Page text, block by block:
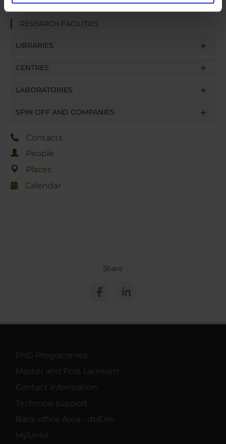
analizzare il nostro traffico. Condividiamo inoltre
nostri partner che si occupano di analisi dei dati web,
raccolto dal tuo utilizzo dei loro servizi.
RESEARCH FACILITIES
LIBRARIES
CENTRES
LABORATORIES
SPIN OFF AND COMPANIES
Contacts
People
Places
Calendar
Share
PhD Programmes
Master and Post Lauream
Contact information
Technical support
Back office Area - dbErw
MyUnivr